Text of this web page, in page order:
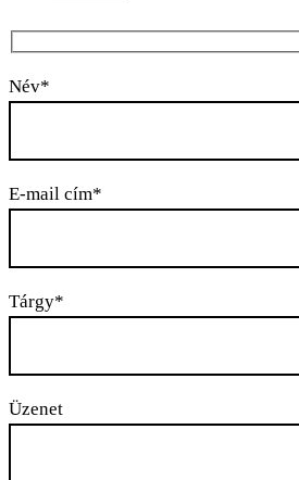
Név*
E-mail cím*
Tárgy*
Üzenet